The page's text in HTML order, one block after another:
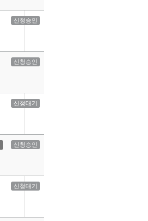
신청승인
신청승인
신청대기
신청승인
신청대기